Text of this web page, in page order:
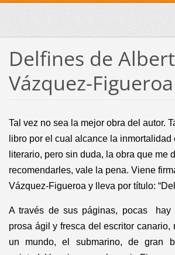
Delfines de
Vázquez-Figueroa
Tal vez no sea la mejor obra del autor.
libro por el cual alcance la inmortalidad
literario, pero sin duda, la obra que me
recomendarles, vale la pena. Viene
Vázquez-Figueroa y lleva por título:
A través de sus páginas, pocas hay
prosa ágil y fresca del escritor canario,
un mundo, el submarino, de gran